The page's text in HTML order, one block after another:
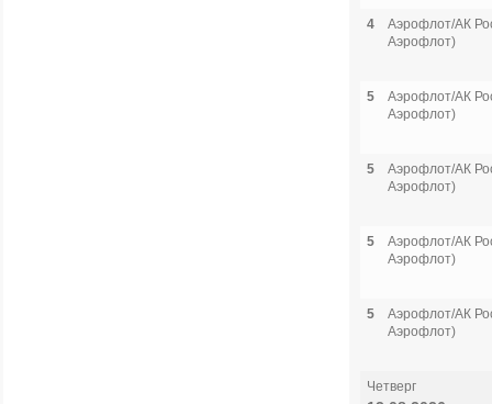
4
Аэрофлот/АК
Аэрофлот)
5
Аэрофлот/АК
Аэрофлот)
5
Аэрофлот/АК
Аэрофлот)
5
Аэрофлот/АК
Аэрофлот)
5
Аэрофлот/АК
Аэрофлот)
Четверг